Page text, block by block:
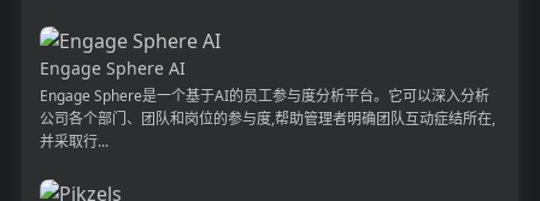
Engage Sphere AI
Engage Sphere是一个基于AI的员工参与度分析平台。它可以深入分析
公司各个部门、团队和岗位的参与度,帮助管理者明确团队互动症结所在,
并采取行...